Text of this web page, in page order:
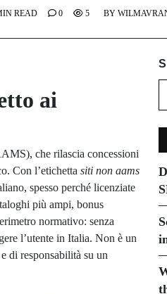
BY
READ 0 5
ai
che rilascia concessioni
Con l’etichetta siti non aams
spesso perché licenziate
più ampi, bonus
normativo: senza
l’utente in Italia. Non è un
di responsabilità su un